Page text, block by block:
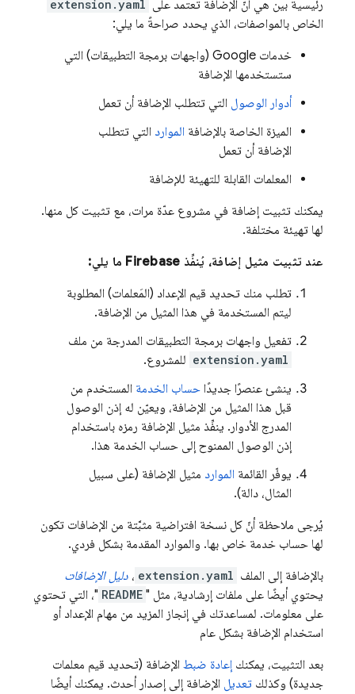
رئيسية بين هي أنّ الإضافة تعتمد على extension.yaml
الخاص بالمواصفات، الذي يحدد صراحةً ما يلي:
خدمات Google (واجهات برمجة التطبيقات) التي
ستستخدمها الإضافة
أدوار الوصول التي تتطلب الإضافة أن تعمل
الميزة الخاصة بالإضافة الموارد التي تتطلب
الإضافة أن تعمل
المعلمات القابلة للتهيئة للإضافة
يمكنك تثبيت إضافة في مشروع عدّة مرات، مع تثبيت كل منها.
لها تهيئة مختلفة.
عند تثبيت مثيل إضافة، يُنفِّذ Firebase ما يلي:
تطلب منك تحديد قيم الإعداد (المَعلمات) المطلوبة
ليتم المستخدمة في هذا المثيل من الإضافة.
تفعيل واجهات برمجة التطبيقات المدرجة من ملف
extension.yaml للمشروع.
ينشئ عنصرًا جديدًا حساب الخدمة المستخدم من
قبل هذا المثيل من الإضافة، ويعيّن له إذن الوصول
المدرج الأدوار. ينفِّذ مثيل الإضافة رمزه باستخدام
إذن الوصول الممنوح إلى حساب الخدمة هذا.
يوفّر القائمة الموارد مثيل الإضافة (على سبيل
المثال، دالة).
يُرجى ملاحظة أنّ كل نسخة افتراضية مثبَّتة من الإضافات تكون
لها حساب خدمة خاص بها. والموارد المقدمة بشكل فردي.
بالإضافة إلى الملف extension.yaml ، دليل الإضافات
يحتوي أيضًا على ملفات إرشادية، مثل " README "، التي تحتوي
على معلومات. لمساعدتك في إنجاز المزيد من مهام الإعداد أو
استخدام الإضافة بشكل عام
بعد التثبيت، يمكنك إعادة ضبط الإضافة (تحديد قيم معلمات
جديدة) وكذلك تعديل الإضافة إلى إصدار أحدث. يمكنك أيضًا